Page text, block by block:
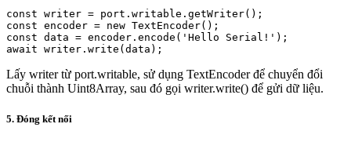
const writer = port.writable.getWriter();
const encoder = new TextEncoder();
const data = encoder.encode('Hello Serial!');
await writer.write(data);
Lấy writer từ port.writable, sử dụng TextEncoder để chuyển đổi
chuỗi thành Uint8Array, sau đó gọi writer.write() để gửi dữ liệu.
5. Đóng kết nối